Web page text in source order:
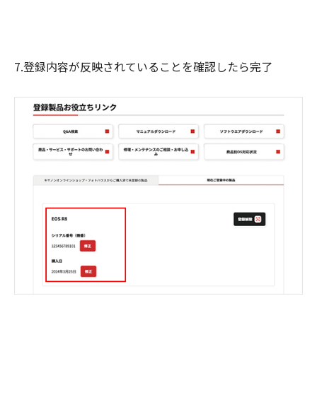
7.登録内容が反映されていることを確認したら完了